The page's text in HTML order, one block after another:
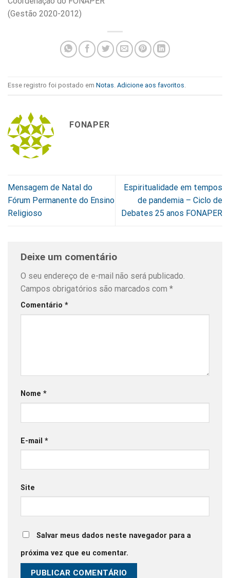
(Gestão 2020-2012)
Esse registro foi postado em Notas. Adicione aos favoritos.
FONAPER
Mensagem de Natal do
Fórum Permanente do Ensino
Religioso
Espiritualidade em tempos
de pandemia – Ciclo de
Debates 25 anos FONAPER
Deixe um comentário
O seu endereço de e-mail não será publicado.
Campos obrigatórios são marcados com *
Comentário *
Nome *
E-mail *
Site
Salvar meus dados neste navegador para a
próxima vez que eu comentar.